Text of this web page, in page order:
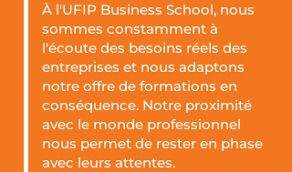
À l'UFIP Business School, nous
sommes constamment à
l'écoute des besoins réels des
entreprises et nous adaptons
notre offre de formations en
conséquence. Notre proximité
avec le monde professionnel
nous permet de rester en phase
avec leurs attentes.